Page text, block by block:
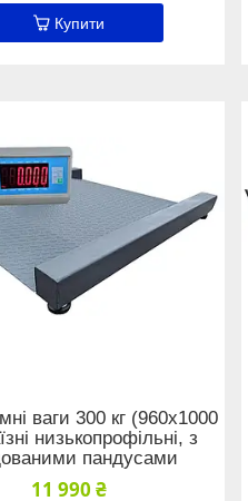
Купити
ваги 300 кг (960х1000
низькопрофільні, з
пандусами
11 990 ₴